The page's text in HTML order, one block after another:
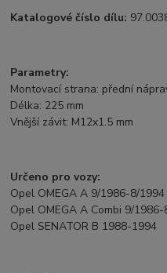
Katalogové číslo dílu:
Parametry:
Montovací strana: přední
Délka: 225 mm
Vnější závit: M12x1.5 mm
Určeno pro vozy:
Opel OMEGA A 9/1986-8/1994
Opel OMEGA A Combi 9/
Opel SENATOR B 1988-1994